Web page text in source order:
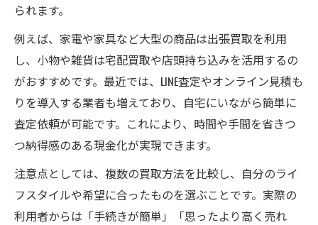
られます。
例えば、家電や家具など大型の商品は出張買取を利用
し、小物や雑貨は宅配買取や店頭持ち込みを活用するの
がおすすめです。最近では、LINE査定やオンライン見積も
りを導入する業者も増えており、自宅にいながら簡単に
査定依頼が可能です。これにより、時間や手間を省きつ
つ納得感のある現金化が実現できます。
注意点としては、複数の買取方法を比較し、自分のライ
フスタイルや希望に合ったものを選ぶことです。実際の
利用者からは「手続きが簡単」「思ったより高く売れ